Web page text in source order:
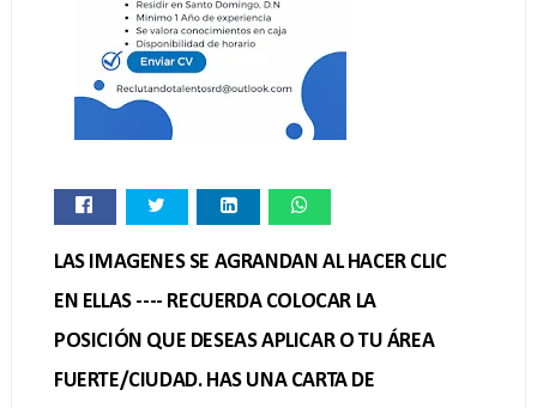
LAS IMAGENES SE AGRANDAN AL HACER CLIC
EN ELLAS ---- RECUERDA COLOCAR LA
POSICIÓN QUE DESEAS APLICAR O TU ÁREA
FUERTE/CIUDAD. HAS UNA CARTA DE